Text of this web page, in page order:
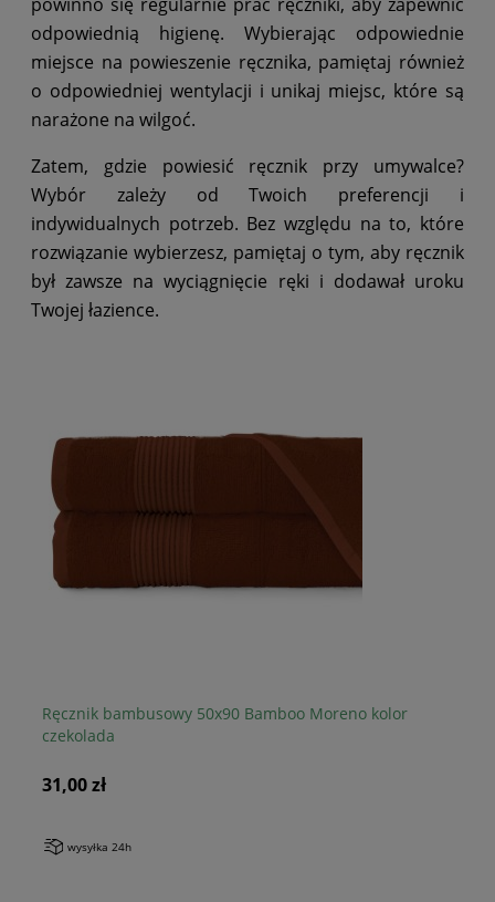
powinno się regularnie prać ręczniki, aby zapewnić
odpowiednią higienę. Wybierając odpowiednie
miejsce na powieszenie ręcznika, pamiętaj również
o odpowiedniej wentylacji i unikaj miejsc, które są
narażone na wilgoć.
Zatem, gdzie powiesić ręcznik przy umywalce?
Wybór zależy od Twoich preferencji i
indywidualnych potrzeb. Bez względu na to, które
rozwiązanie wybierzesz, pamiętaj o tym, aby ręcznik
był zawsze na wyciągnięcie ręki i dodawał uroku
Twojej łazience.
Ręcznik bambusowy 50x90 Bamboo Moreno kolor
czekolada
31,00 zł
wysyłka 24h